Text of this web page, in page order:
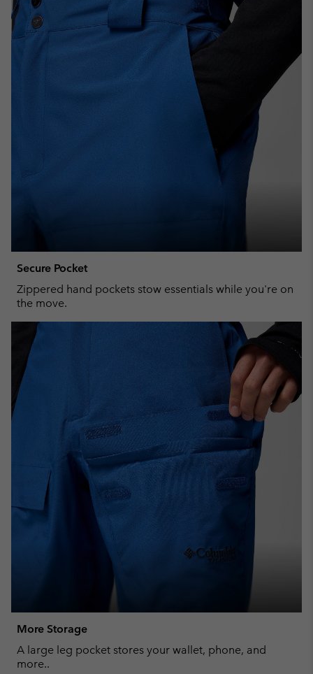
Secure Pocket
Zippered hand pockets stow essentials while you're on
the move.
More Storage
A large leg pocket stores your wallet, phone, and
more..